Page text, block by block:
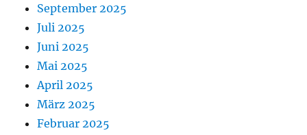
September 2025
Juli 2025
Juni 2025
Mai 2025
April 2025
März 2025
Februar 2025